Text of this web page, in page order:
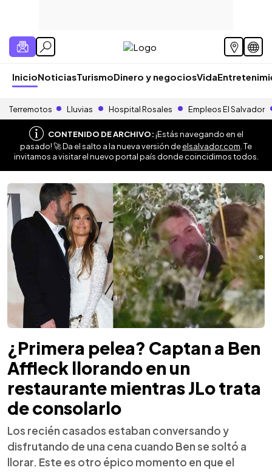
InicioNoticiasTurismoDinero y negociosVida
Terremotos Lluvias Hospital Rosales Empleos El Salvador
CONTENIDO DE ARCHIVO:¡Estás navegando en el
pasado! 🚀 Da el salto a la nueva versión deelsalvador.com . Te
invitamos a visitar el nuevo portal país donde coincidimos todos.
¿Primera pelea? Captan a Ben
Affleck llorando en un
restaurante mientras JLo trata
de consolarlo
Los recién casados estaban conversando y
disfrutando de una cena cuando Ben se soltó a
llorar. Este es otro épico momento en que el